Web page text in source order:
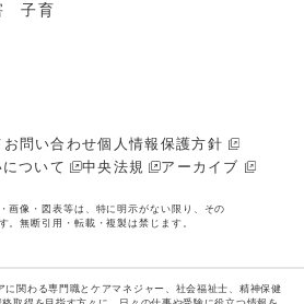
子育
お問い合わせ個人情報保護方針
ついて
中央法規 アーカイブ
画像・図表等は、特に明示がない限り、その
。無断引用・転載・複製は禁じます。
に関わる専門職とケアマネジャー、社会福祉士、精神保健